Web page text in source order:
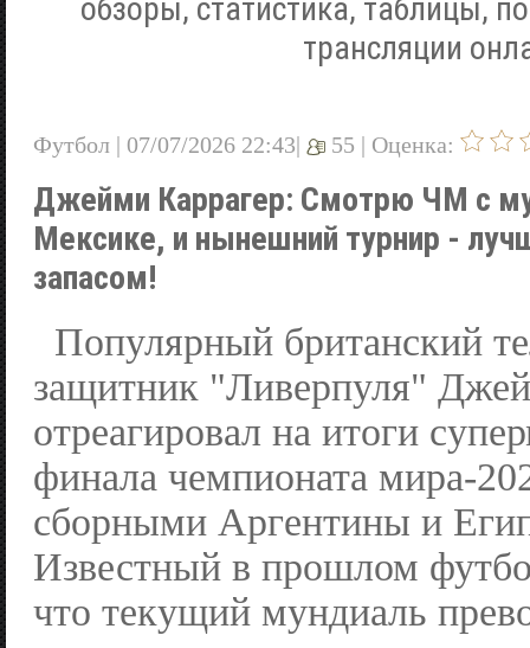
обзоры, статистика, таблицы,
трансляции
Футбол | 07/07/2026 22:43| 55 | Оценка:
Джейми Каррагер: Смотрю ЧМ с
Мексике, и нынешний турнир -
запасом!
Популярный британский
защитник "Ливерпуля"
отреагировал на итоги
финала чемпионата мира-
сборными Аргентины и
Известный в прошлом
что текущий мундиаль